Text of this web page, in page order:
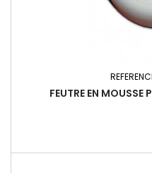
FEUTRE EN